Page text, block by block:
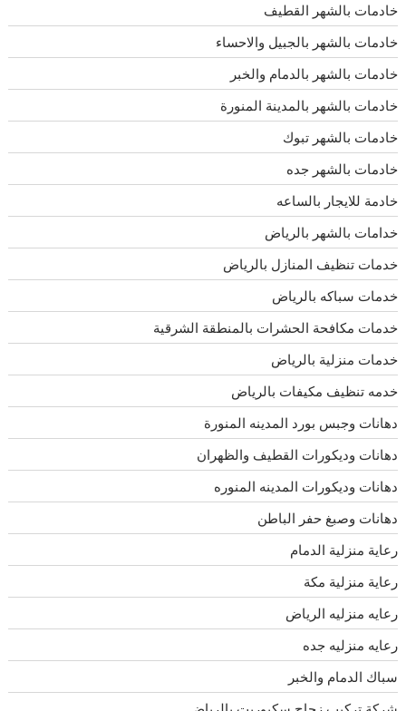
خادمات بالشهر القطيف
خادمات بالشهر بالجبيل والاحساء
خادمات بالشهر بالدمام والخبر
خادمات بالشهر بالمدينة المنورة
خادمات بالشهر تبوك
خادمات بالشهر جده
خادمة للايجار بالساعه
خدامات بالشهر بالرياض
خدمات تنظيف المنازل بالرياض
خدمات سباكه بالرياض
خدمات مكافحة الحشرات بالمنطقة الشرقية
خدمات منزلية بالرياض
خدمه تنظيف مكيفات بالرياض
دهانات وجبس بورد المدينه المنورة
دهانات وديكورات القطيف والظهران
دهانات وديكورات المدينه المنوره
دهانات وصبغ حفر الباطن
رعاية منزلية الدمام
رعاية منزلية مكة
رعايه منزليه الرياض
رعايه منزليه جده
سباك الدمام والخبر